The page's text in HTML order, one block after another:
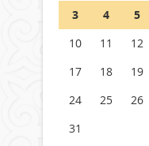
3
4 5
10
11 12
17
18 19
24
25 26
31